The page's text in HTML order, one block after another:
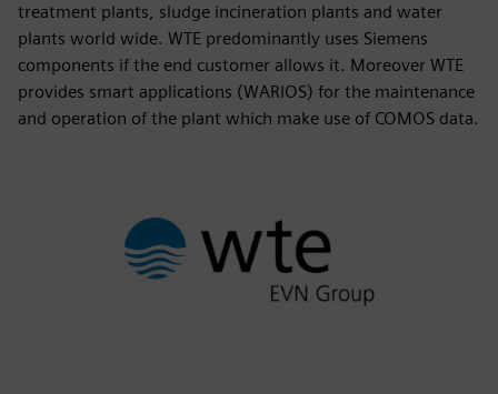
treatment plants, sludge incineration plants and water
plants world wide. WTE predominantly uses Siemens
components if the end customer allows it. Moreover WTE
provides smart applications (WARIOS) for the maintenance
and operation of the plant which make use of COMOS data.